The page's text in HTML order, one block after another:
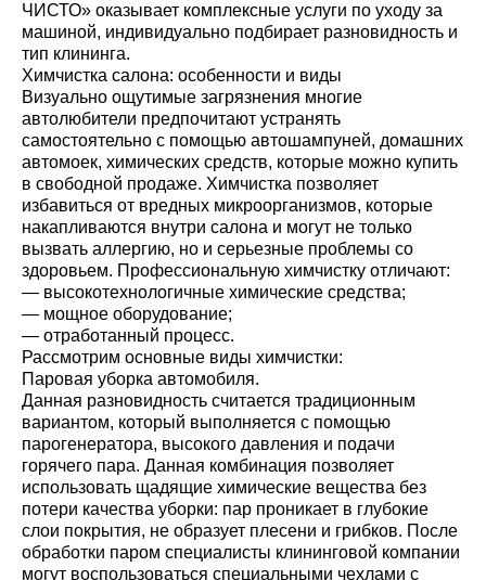
ЧИСТО» оказывает комплексные услуги по уходу за
машиной, индивидуально подбирает разновидность и
тип клининга.
Химчистка салона: особенности и виды
Визуально ощутимые загрязнения многие
автолюбители предпочитают устранять
самостоятельно с помощью автошампуней, домашних
автомоек, химических средств, которые можно купить
в свободной продаже. Химчистка позволяет
избавиться от вредных микроорганизмов, которые
накапливаются внутри салона и могут не только
вызвать аллергию, но и серьезные проблемы со
здоровьем. Профессиональную химчистку отличают:
— высокотехнологичные химические средства;
— мощное оборудование;
— отработанный процесс.
Рассмотрим основные виды химчистки:
Паровая уборка автомобиля.
Данная разновидность считается традиционным
вариантом, который выполняется с помощью
парогенератора, высокого давления и подачи
горячего пара. Данная комбинация позволяет
использовать щадящие химические вещества без
потери качества уборки: пар проникает в глубокие
слои покрытия, не образует плесени и грибков. После
обработки паром специалисты клининговой компании
могут воспользоваться специальными чехлами с